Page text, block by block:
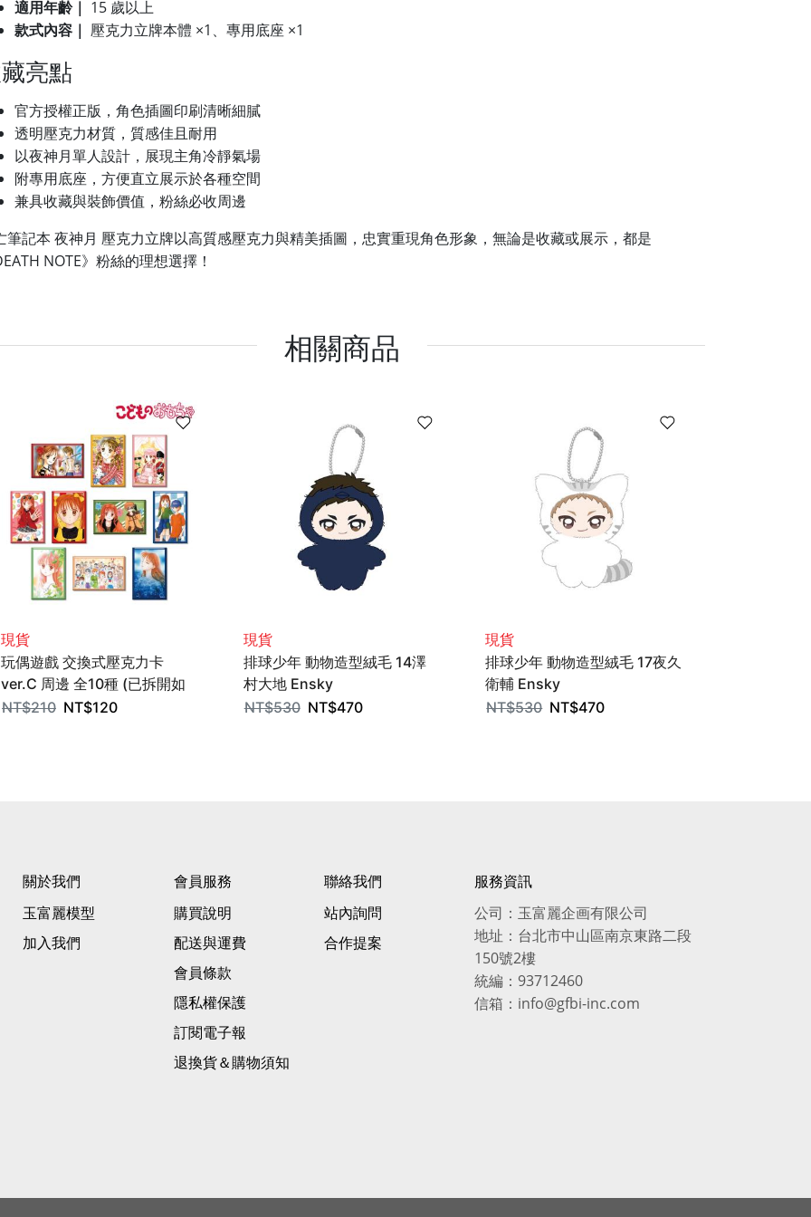
適用年齡｜ 15 歲以上
款式內容｜ 壓克力立牌本體 ×1、專用底座 ×1
亮點
官方授權正版，角色插圖印刷清晰細膩
透明壓克力材質，質感佳且耐用
以夜神月單人設計，展現主角冷靜氣場
附專用底座，方便直立展示於各種空間
兼具收藏與裝飾價值，粉絲必收周邊
筆記本 夜神月 壓克力立牌以高質感壓克力與精美插圖，忠實重現角色形象，無論是收藏或展示，都是
NOTE》粉絲的理想選擇！
相關商品
現貨
玩偶遊戲 交換式壓克力卡
ver.C 周邊 全10種 (已拆開如
圖) ALMA BIANCA
NT$210 NT$120
現貨
排球少年 動物造型絨毛 14澤
村大地 Ensky
NT$530 NT$470
現貨
排球少年 動物造型絨毛 17夜久
衛輔 Ensky
NT$530 NT$470
關於我們
玉富麗模型
加入我們
會員服務
購買說明
配送與運費
會員條款
隱私權保護
訂閱電子報
退換貨＆購物須知
聯絡我們
站內詢問
合作提案
服務資訊
公司：玉富麗企画有限公司
地址：台北市中山區南京東路二段
150號2樓
統編：93712460
信箱：info@gfbi-inc.com